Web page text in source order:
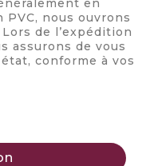
nous ouvrons
de l’expédition
assurons de vous
conforme à vos